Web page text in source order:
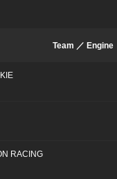
Team ／ Engine
RACING